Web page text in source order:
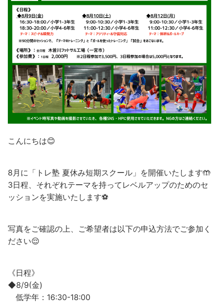
こんにちは😊
8月に「トレ塾 夏休み短期スクール」を開催いたします🤲
3日程、それぞれテーマを持ってレベルアップのためのセ
ッションを実施いたします⚽️
写真をご確認の上、ご希望者は以下の申込方法でご参加く
ださい😌
《日程》
◆8/9(金)
低学年：16:30-18:00